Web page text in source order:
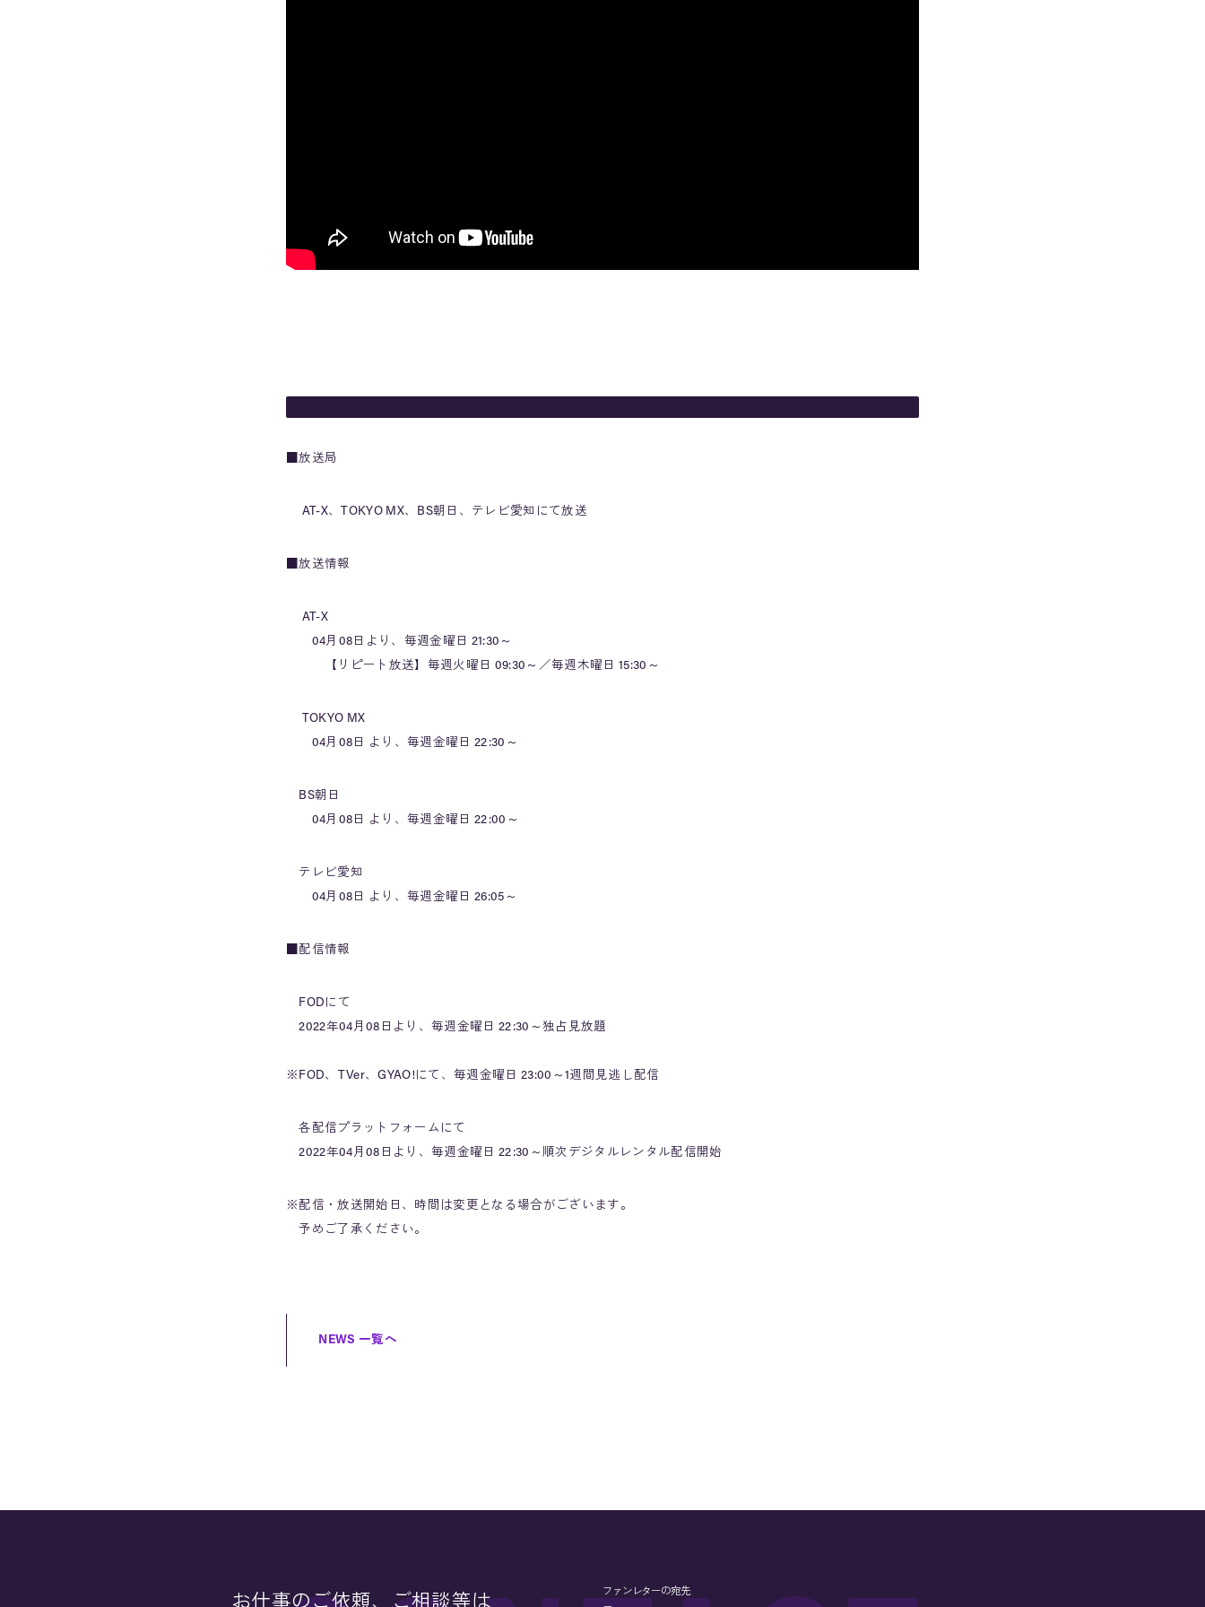
■放送局
AT-X、TOKYO MX、BS朝日、テレビ愛知にて放送
■放送情報
AT-X
04月08日より、毎週金曜日 21:30～
【リピート放送】毎週火曜日 09:30～／毎週木曜日 15:30～
TOKYO MX
04月08日 より、毎週金曜日 22:30～
BS朝日
04月08日 より、毎週金曜日 22:00～
テレビ愛知
04月08日 より、毎週金曜日 26:05～
■配信情報
FODにて
2022年04月08日より、毎週金曜日 22:30～独占見放題
※FOD、TVer、GYAO!にて、毎週金曜日 23:00～1週間見逃し配信
各配信プラットフォームにて
2022年04月08日より、毎週金曜日 22:30～順次デジタルレンタル配信開始
※配信・放送開始日、時間は変更となる場合がございます。
予めご了承ください。
NEWS 一覧へ
お仕事のご依頼、ご相談等は
ファンレターの宛先